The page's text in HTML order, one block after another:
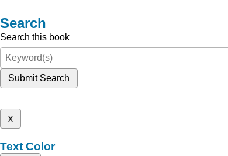
Search
Search this book
Submit Search
x
Text Color